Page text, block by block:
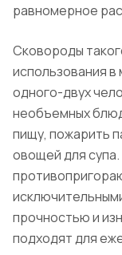
равномерное
Сковороды
использования в
одного-двух
необъемных
пищу, пожарить
овощей для
прочностью и
подходят для